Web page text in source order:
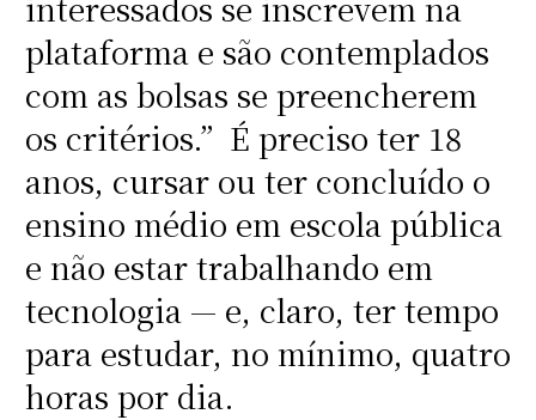
interessados se inscrevem na
plataforma e são contemplados
com as bolsas se preencherem
os critérios.” É preciso ter 18
anos, cursar ou ter concluído o
ensino médio em escola pública
e não estar trabalhando em
tecnologia — e, claro, ter tempo
para estudar, no mínimo, quatro
horas por dia.